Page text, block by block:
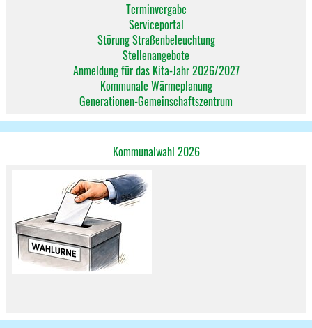
Terminvergabe
Serviceportal
Störung Straßenbeleuchtung
Stellenangebote
Anmeldung für das Kita-Jahr 2026/2027
Kommunale Wärmeplanung
Generationen-Gemeinschaftszentrum
Kommunalwahl 2026